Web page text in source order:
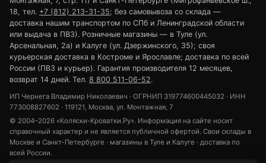
18, тел. +7 (812) 213-31-35; без самовывоза со склада —
доставка нашим транспортом по СПб и Ленинградской области
или выдача в ПВЗ). Розничные магазины — в Туле (ул.
Арсенальная, 2а) и Калуге (ул. Дзержинского, 35); своя
курьерская доставка в Костроме и Ярославле; доставка по всей
России (ПВЗ и курьер). Гарантия производителя 12 месяцев,
возврат 14 дней. Тел. 8 800 511-06-52.
ИП Чернега Владимир Николаевич · ОГРНИП 319774600445032 · ИНН
773008827602 · 119121, Москва, ул. Монтажная, 7
© 2004–2026 «Коляски-Кроватки.Ру». Информация на сайте носит
справочный характер и не является публичной офертой. Свои склады в
Москве и Санкт-Петербурге · магазины в Туле и Калуге · доставка по
всей России.